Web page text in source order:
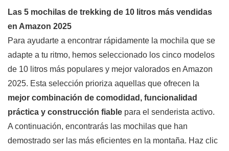
Las 5 mochilas de trekking de 10 litros más vendidas
en Amazon 2025
Para ayudarte a encontrar rápidamente la mochila que se
adapte a tu ritmo, hemos seleccionado los cinco modelos
de 10 litros más populares y mejor valorados en Amazon
2025. Esta selección prioriza aquellas que ofrecen la
mejor combinación de comodidad, funcionalidad
práctica y construcción fiable para el senderista activo.
A continuación, encontrarás las mochilas que han
demostrado ser las más eficientes en la montaña. Haz clic